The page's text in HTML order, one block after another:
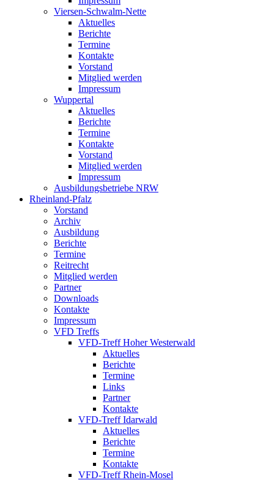
Viersen-Schwalm-Nette
Aktuelles
Berichte
Termine
Kontakte
Vorstand
Mitglied werden
Impressum
Wuppertal
Aktuelles
Berichte
Termine
Kontakte
Vorstand
Mitglied werden
Impressum
Ausbildungsbetriebe NRW
Rheinland-Pfalz
Vorstand
Archiv
Ausbildung
Berichte
Termine
Reitrecht
Mitglied werden
Partner
Downloads
Kontakte
Impressum
VFD Treffs
VFD-Treff Hoher Westerwald
Aktuelles
Berichte
Termine
Links
Partner
Kontakte
VFD-Treff Idarwald
Aktuelles
Berichte
Termine
Kontakte
VFD-Treff Rhein-Mosel